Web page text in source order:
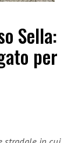
Sella:
per